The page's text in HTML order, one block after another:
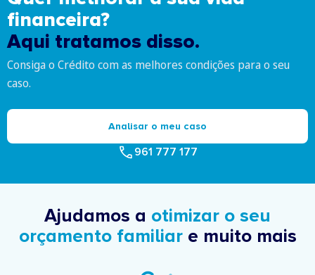
financeira?
Aqui tratamos disso.
Consiga o Crédito com as melhores condições para o seu
caso.
Analisar o meu caso
961 777 177
Ajudamos a otimizar o seu
orçamento familiare muito mais